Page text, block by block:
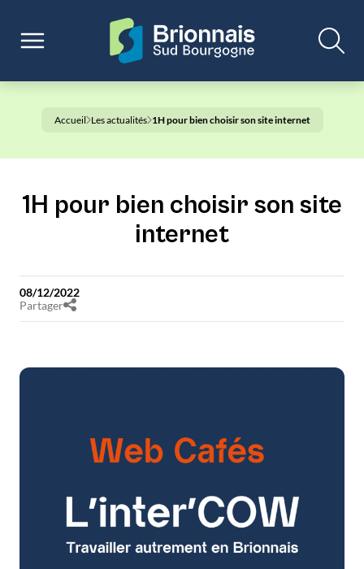
Accueil Les actualités 1H pour bien choisir son site internet
1H pour bien choisir son site
internet
08/12/2022
Partager